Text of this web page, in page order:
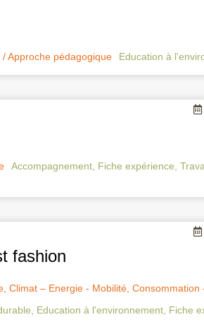
Approche pédagogique Education à
Accompagnement, Fiche expérience
fashion
, Climat – Energie - Mobilité, Consommation
Education à l'environnement, Fiche